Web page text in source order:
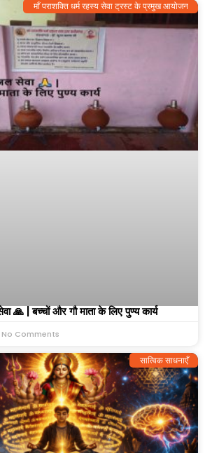
माँ पराशक्ति धर्म रहस्य सेवा ट्रस्ट के प्रमुख आयोजन
🙏 | बच्चों और गौ माता के लिए पुण्य कार्य
No Comments
सात्विक साधनाएँ